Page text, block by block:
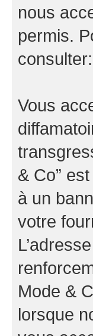
nous
permis.
consulter:
Vous
& Co”
à un
votre
Mode &
lorsque